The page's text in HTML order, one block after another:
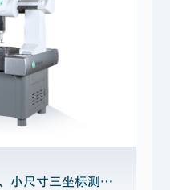
GLOBAL GOLD 高精度、小尺寸三坐标测量机